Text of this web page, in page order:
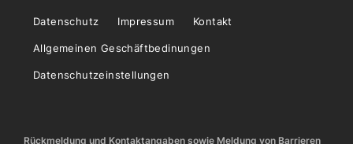
Datenschutz Impressum Kontakt
Allgemeinen Geschäftbedinungen
Datenschutzeinstellungen
Rückmeldung und Kontaktangaben sowie Meldung von Barrieren